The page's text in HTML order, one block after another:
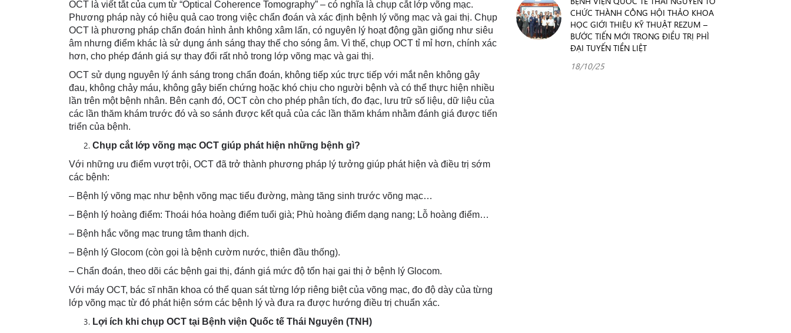
OCT là viết tắt của cụm từ “Optical Coherence Tomography” – có nghĩa là chụp cắt lớp võng mạc.
Phương pháp này có hiệu quả cao trong việc chẩn đoán và xác định bệnh lý võng mạc và gai thị. Chụp
OCT là phương pháp chẩn đoán hình ảnh không xâm lấn, có nguyên lý hoạt động gần giống như siêu
âm nhưng điểm khác là sử dụng ánh sáng thay thế cho sóng âm. Vì thế, chụp OCT tỉ mỉ hơn, chính xác
hơn, cho phép đánh giá sự thay đổi rất nhỏ trong lớp võng mạc và gai thị.
OCT sử dụng nguyên lý ánh sáng trong chẩn đoán, không tiếp xúc trực tiếp với mắt nên không gây
đau, không chảy máu, không gây biến chứng hoặc khó chịu cho người bệnh và có thể thực hiện nhiều
lần trên một bệnh nhân. Bên cạnh đó, OCT còn cho phép phân tích, đo đạc, lưu trữ số liệu, dữ liệu của
các lần thăm khám trước đó và so sánh được kết quả của các lần thăm khám nhằm đánh giá được tiến
triển của bệnh.
Chụp cắt lớp võng mạc OCT giúp phát hiện những bệnh gì?
Với những ưu điểm vượt trội, OCT đã trở thành phương pháp lý tưởng giúp phát hiện và điều trị sớm
các bệnh:
– Bệnh lý võng mạc như bệnh võng mạc tiểu đường, màng tăng sinh trước võng mạc…
– Bệnh lý hoàng điểm: Thoái hóa hoàng điểm tuổi già; Phù hoàng điểm dạng nang; Lỗ hoàng điểm…
– Bệnh hắc võng mạc trung tâm thanh dịch.
– Bệnh lý Glocom (còn gọi là bệnh cườm nước, thiên đầu thống).
– Chẩn đoán, theo dõi các bệnh gai thị, đánh giá mức độ tổn hại gai thị ở bệnh lý Glocom.
Với máy OCT, bác sĩ nhãn khoa có thể quan sát từng lớp riêng biệt của võng mạc, đo độ dày của từng
lớp võng mạc từ đó phát hiện sớm các bệnh lý và đưa ra được hướng điều trị chuẩn xác.
Lợi ích khi chụp OCT tại Bệnh viện Quốc tế Thái Nguyên (TNH)
CHỨC THÀNH CÔNG HỘI THẢO KHOA
HỌC GIỚI THIỆU KỸ THUẬT REZUM –
BƯỚC TIẾN MỚI TRONG ĐIỀU TRỊ PHÌ
ĐẠI TUYẾN TIỀN LIỆT
18/10/25